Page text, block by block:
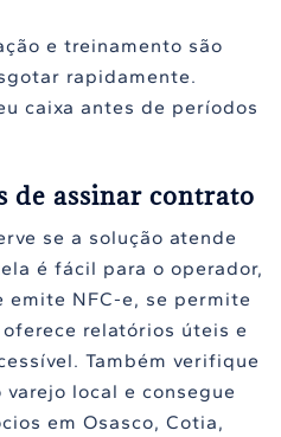
e treinamento são
rapidamente.
caixa antes de períodos
de assinar contrato
se a solução atende
é fácil para o operador,
emite NFC-e, se permite
relatórios úteis e
Também verifique
local e consegue
em Osasco, Cotia,